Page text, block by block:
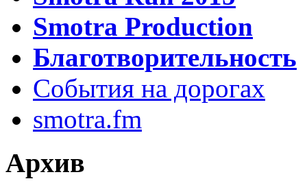
Smotra Production
Благотворительность
События на дорогах
smotra.fm
Архив